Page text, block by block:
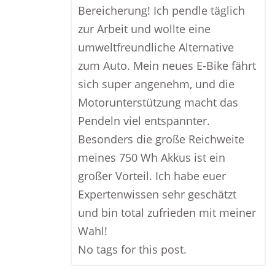
Bereicherung! Ich pendle täglich
zur Arbeit und wollte eine
umweltfreundliche Alternative
zum Auto. Mein neues E-Bike fährt
sich super angenehm, und die
Motorunterstützung macht das
Pendeln viel entspannter.
Besonders die große Reichweite
meines 750 Wh Akkus ist ein
großer Vorteil. Ich habe euer
Expertenwissen sehr geschätzt
und bin total zufrieden mit meiner
Wahl!
No tags for this post.